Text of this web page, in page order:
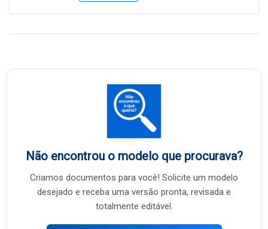
Não encontrou o modelo que procurava?
Criamos documentos para você! Solicite um modelo
desejado e receba uma versão pronta, revisada e
totalmente editável.